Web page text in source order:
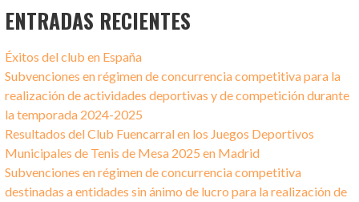
ENTRADAS RECIENTES
Éxitos del club en España
Subvenciones en régimen de concurrencia competitiva para la
realización de actividades deportivas y de competición durante
la temporada 2024-2025
Resultados del Club Fuencarral en los Juegos Deportivos
Municipales de Tenis de Mesa 2025 en Madrid
Subvenciones en régimen de concurrencia competitiva
destinadas a entidades sin ánimo de lucro para la realización de